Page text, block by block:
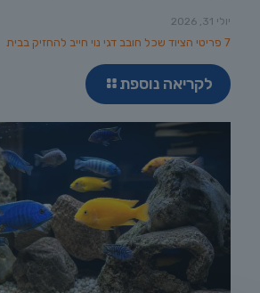
יולי 31, 2026
7 פריטי הציוד שכל חובב דגי נוי חייב להחזיק בבית
לקריאה נוספת